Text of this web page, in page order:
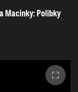
Macinky: Polibky